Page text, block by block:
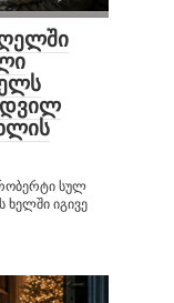
სულ
ხელში იგივე